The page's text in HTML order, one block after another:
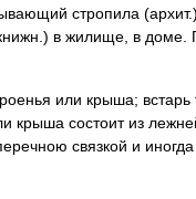
стропила
в жилище, в доме.
или крыша; встарь
крыша состоит из
связкой и